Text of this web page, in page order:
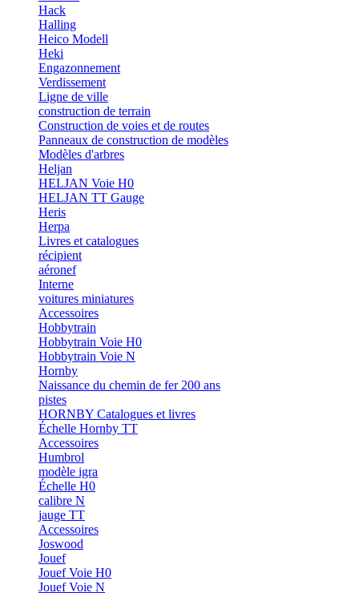
Hack
Halling
Heico Modell
Heki
Engazonnement
Verdissement
Ligne de ville
construction de terrain
Construction de voies et de routes
Panneaux de construction de modèles
Modèles d'arbres
Heljan
HELJAN Voie H0
HELJAN TT Gauge
Heris
Herpa
Livres et catalogues
récipient
aéronef
Interne
voitures miniatures
Accessoires
Hobbytrain
Hobbytrain Voie H0
Hobbytrain Voie N
Hornby
Naissance du chemin de fer 200 ans
pistes
HORNBY Catalogues et livres
Échelle Hornby TT
Accessoires
Humbrol
modèle igra
Échelle H0
calibre N
jauge TT
Accessoires
Joswood
Jouef
Jouef Voie H0
Jouef Voie N